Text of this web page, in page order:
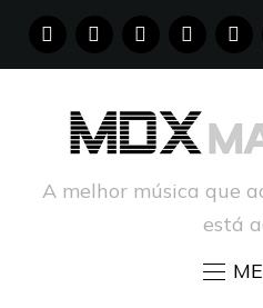
FACEBOOKINSTAGRAM
YOUTUBE
A melhor música que
está